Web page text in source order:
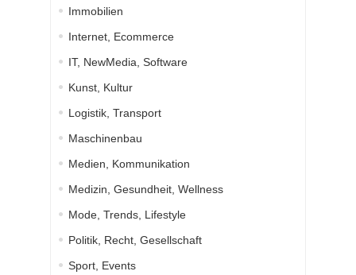
Immobilien
Internet, Ecommerce
IT, NewMedia, Software
Kunst, Kultur
Logistik, Transport
Maschinenbau
Medien, Kommunikation
Medizin, Gesundheit, Wellness
Mode, Trends, Lifestyle
Politik, Recht, Gesellschaft
Sport, Events